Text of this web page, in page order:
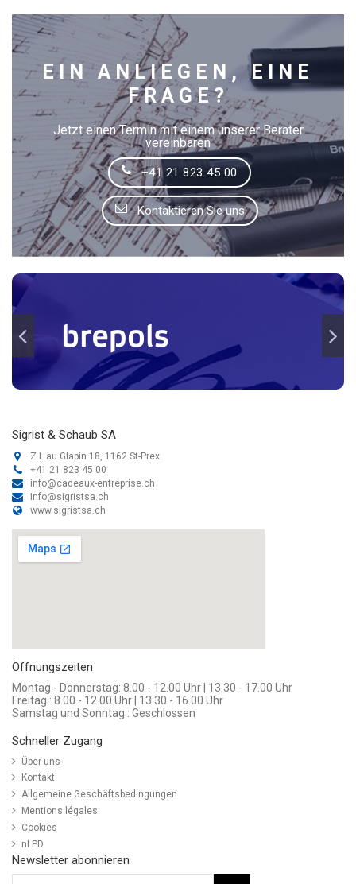
EIN ANLIEGEN, EINE
FRAGE?
Jetzt einen Termin mit einem unserer Berater
vereinbaren
+41 21 823 45 00
Kontaktieren Sie uns
Sigrist & Schaub SA
Z.I. au Glapin 18, 1162 St-Prex
+41 21 823 45 00
info@cadeaux-entreprise.ch
info@sigristsa.ch
www.sigristsa.ch
Öffnungszeiten
Montag - Donnerstag: 8.00 - 12.00 Uhr | 13.30 - 17.00 Uhr
Freitag : 8.00 - 12.00 Uhr | 13.30 - 16.00 Uhr
Samstag und Sonntag : Geschlossen
Schneller Zugang
Über uns
Kontakt
Allgemeine Geschäftsbedingungen
Mentions légales
Cookies
nLPD
Newsletter abonnieren